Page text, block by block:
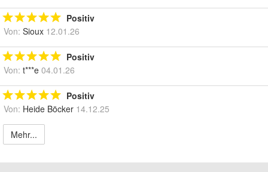
Positiv
Von: Sioux 12.01.26
Positiv
Von: t***e 04.01.26
Positiv
Von: Heide Böcker 14.12.25
Mehr...